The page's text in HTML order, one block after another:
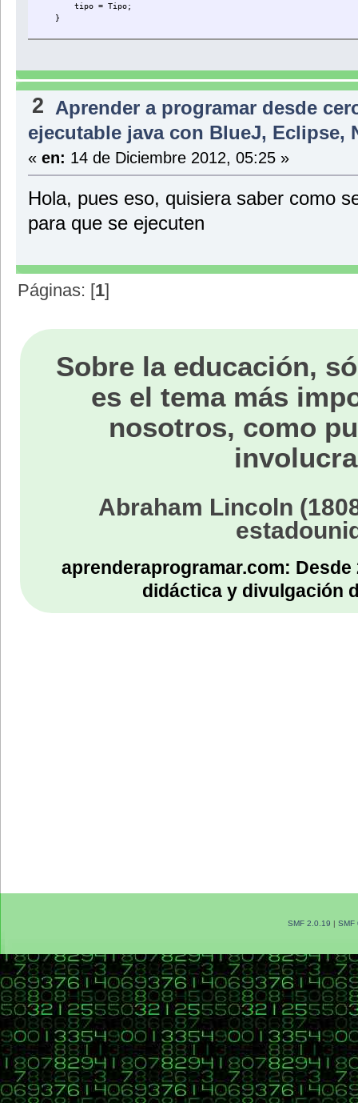
tipo = Tipo;
}
public void Decir_hora(int Hora){
public void Decir_dia(int Dia){
dia = Dia;
}
if ( tipo == hora ) {
System.out.println("el tipo concuerda con la hora");
}
}
2 Aprender a programar desde
ejecutable java con BlueJ, Eclipse,
« en: 14 de Diciembre 2012, 05:25 »
Hola, pues eso, quisiera saber como
para que se ejecuten
Páginas: [1]
Sobre la educación,
es el tema más
nosotros, como
Abraham Lincoln
aprenderaprogramar.com:
didáctica y divulgación
SMF 2.0.19 | SMF